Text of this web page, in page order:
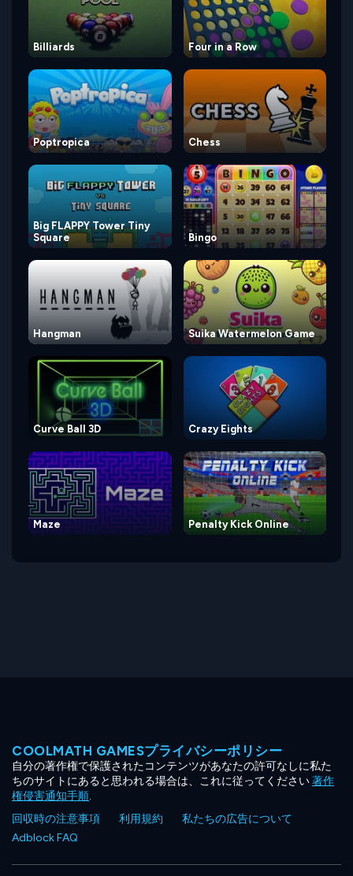
Billiards Four in a Row
Poptropica Chess
Big FLAPPY Tower Tiny
Square
Bingo
Hangman Suika Watermelon Game
Curve Ball 3D Crazy Eights
Maze Penalty Kick Online
COOLMATH GAMESプライバシーポリシー
自分の著作権で保護されたコンテンツがあなたの許可なしに私た
ちのサイトにあると思われる場合は、これに従ってください著作
権侵害通知手順.
回収時の注意事項
利用規約
私たちの広告について
Adblock FAQ